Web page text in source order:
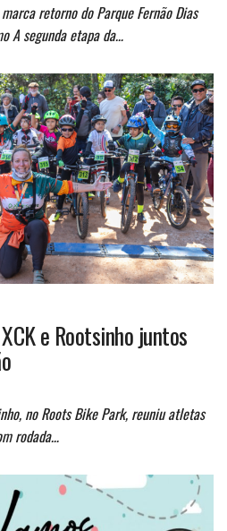
retorno do Parque Fernão Dias
A segunda etapa da…
e Rootsinho juntos
no Roots Bike Park, reuniu atletas
rodada…